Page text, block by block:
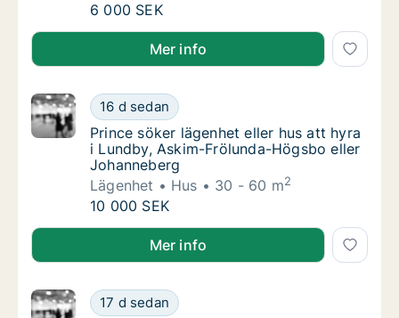
Arifa söker lägenhet eller rum att hyra i
6 000 SEK
Arifa söker lägenhet eller rum att hyra i Askim-
Mer info
Prince söker lägenhet eller hus att hyra i
16 d sedan
Prince söker lägenhet eller hus att hyra i
Prince söker lägenhet eller hus att hyra
i Lundby, Askim-Frölunda-Högsbo eller
Johanneberg
Lägenhet
Hus 30 - 60 m2
Prince söker lägenhet eller hus att hyra i
10 000 SEK
Prince söker lägenhet eller hus att hyra i Lundby,
Mer info
Gregory söker lägenhet, hus eller rum att
17 d sedan